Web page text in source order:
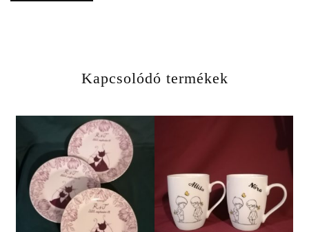
Kapcsolódó termékek